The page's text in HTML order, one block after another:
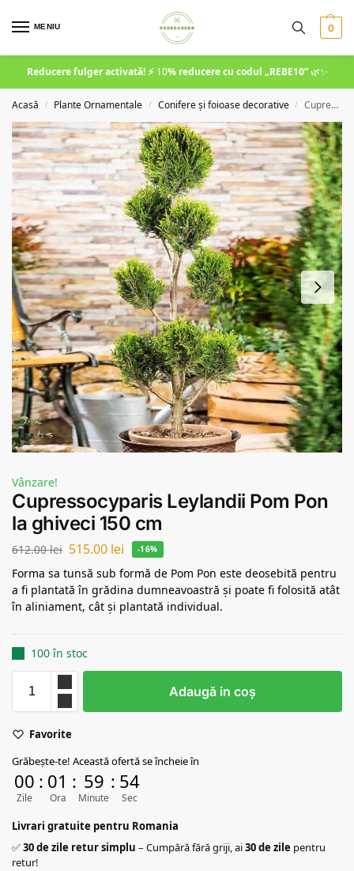
MENIU 0
Reducere fulger activată! ⚡10% reducere cu codul „REBE10”🌿✨
Acasă / Plante Ornamentale / Conifere și foioase decorative / Cupressocyparis Leylandii Pom Pon la ghiveci 150 cm
Vânzare!
Cupressocyparis Leylandii Pom Pon
la ghiveci 150 cm
612.00lei 515.00 lei -16%
Forma sa tunsă sub formă de Pom Pon este deosebită pentru
a fi plantată în grădina dumneavoastră și poate fi folosită atât
în aliniament, cât și plantată individual.
100 în stoc
Adaugă in coş
Favorite
Grăbește-te! Această ofertă se încheie în
00
Zile
: 01
Ora
: 59
Minute
: 53
Sec
Livrari gratuite pentru Romania
✅30 de zile retur simplu – Cumpără fără griji, ai30 de zile pentru
retur!